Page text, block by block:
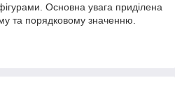
Основна увага приділена
та порядковому значенню.